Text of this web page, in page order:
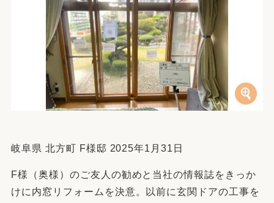
岐阜県 北方町 F様邸 2025年1月31日
F様（奥様）のご友人の勧めと当社の情報誌をきっか
けに内窓リフォームを決意。以前に玄関ドアの工事を